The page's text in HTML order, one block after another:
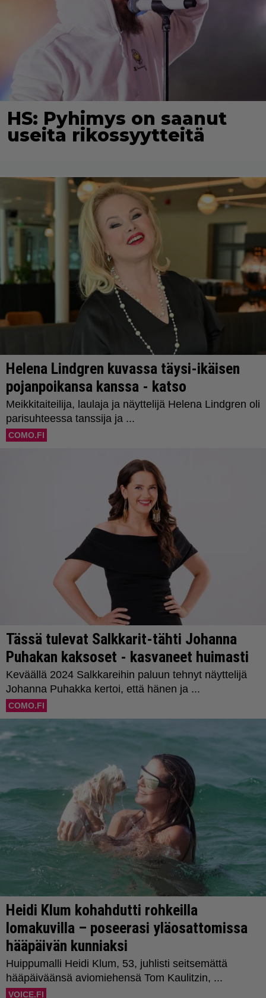
HS: Pyhimys on saanut
useita rikossyytteitä